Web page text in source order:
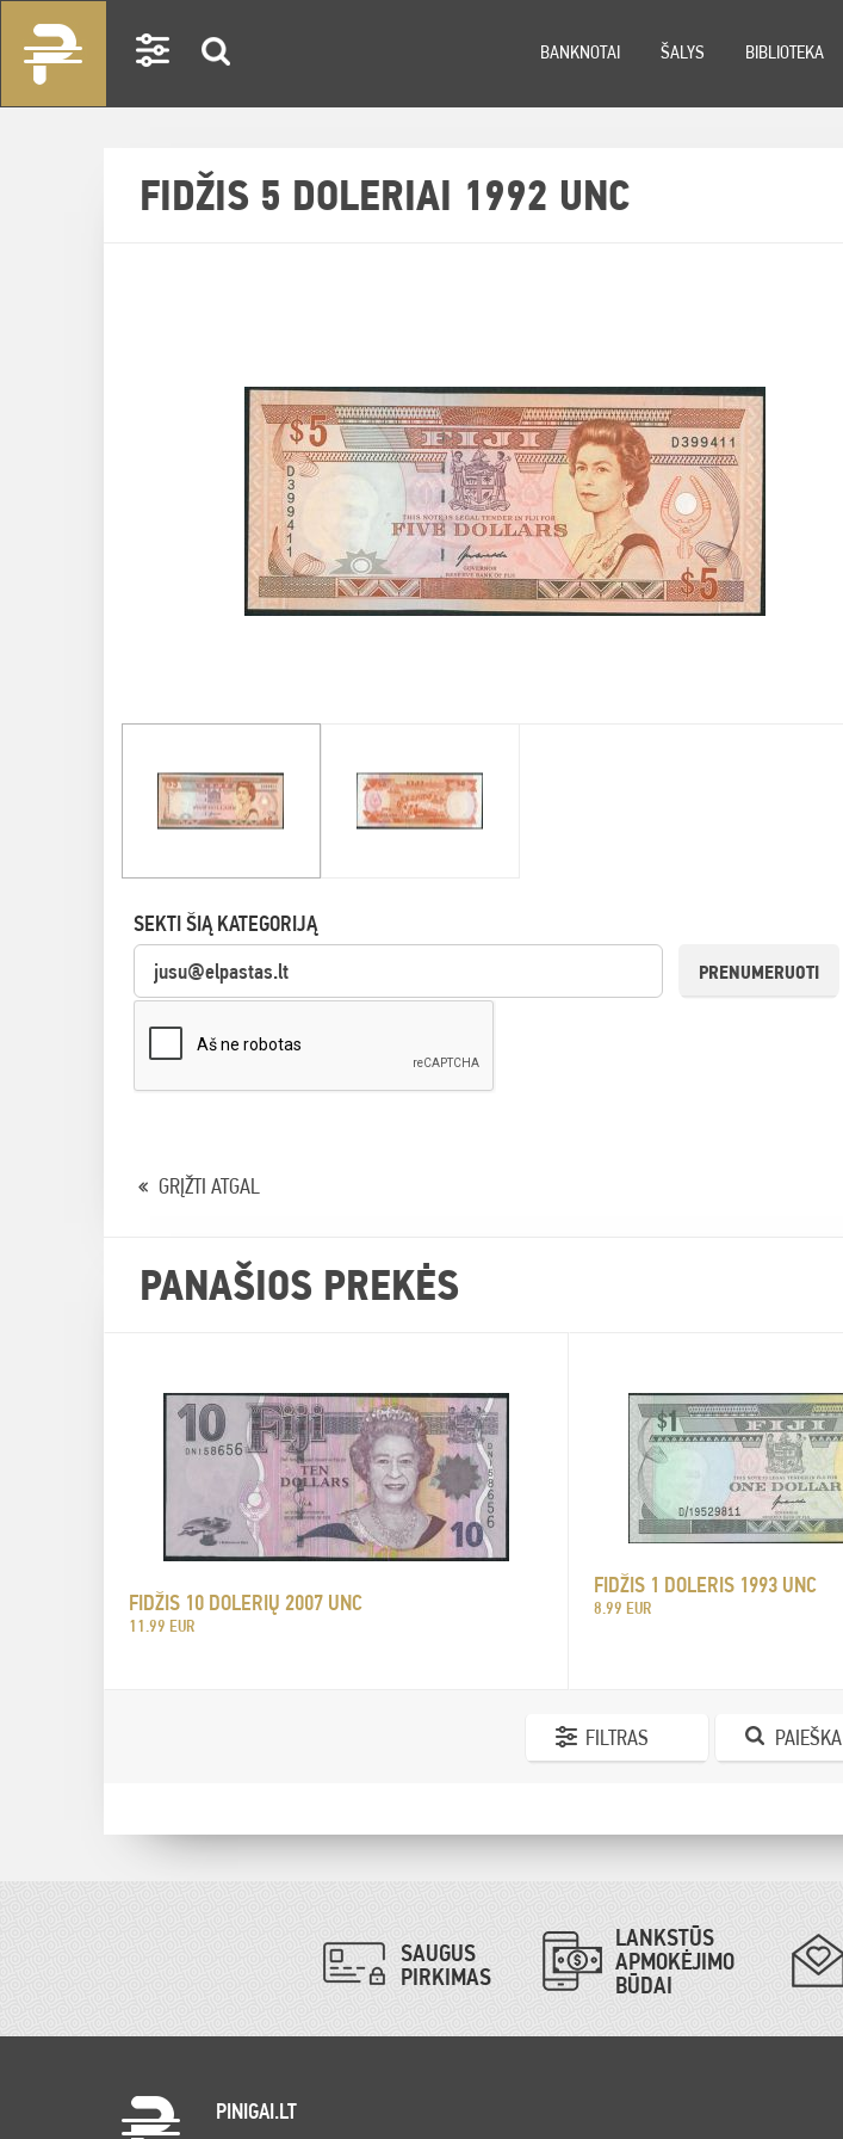
BANKNOTAI ŠALYS BIBLIOTEKA
FIDŽIS 5 DOLERIAI 1992 UNC
SEKTI ŠIĄ KATEGORIJĄ
PRENUMERUOTI
GRĮŽTI ATGAL
PANAŠIOS PREKĖS
FIDŽIS 10 DOLERIŲ 2007 UNC
11.99 EUR
FIDŽIS 1 DOLERIS 1993 UNC
8.99 EUR
FILTRAS PAIEŠKA
SAUGUS
PIRKIMAS
LANKSTŪS
APMOKĖJIMO
BŪDAI
PINIGAI.LT